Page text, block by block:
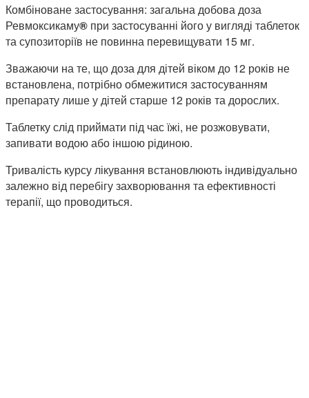
Комбіноване застосування: загальна добова доза
Ревмоксикаму® при застосуванні його у вигляді таблеток
та супозиторіїв не повинна перевищувати 15 мг.
Зважаючи на те, що доза для дітей віком до 12 років не
встановлена, потрібно обмежитися застосуванням
препарату лише у дітей старше 12 років та дорослих.
Таблетку слід приймати під час їжі, не розжовувати,
запивати водою або іншою рідиною.
Тривалість курсу лікування встановлюють індивідуально
залежно від перебігу захворювання та ефективності
терапії, що проводиться.